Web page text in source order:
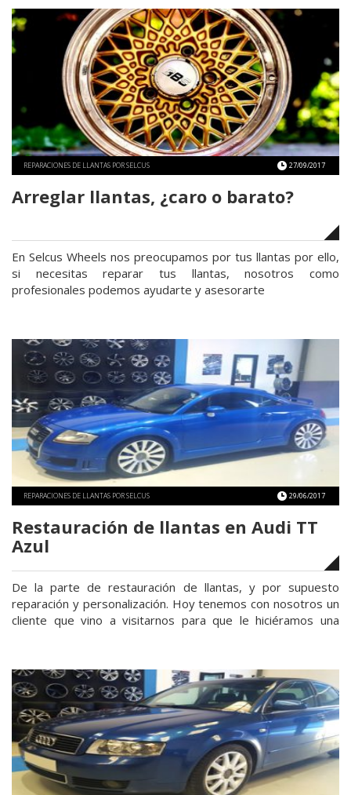
lógicamente vas a conocer esta marca pero …Continuar
leyendo
«Japan
Racing
JR28,
conoce
los
aspectos
técnicos
de
esta
llanta.»
REPARACIONES DE LLANTAS POR SELCUS 27/09/2017
Arreglar llantas, ¿caro o barato?
En Selcus Wheels nos preocupamos por tus llantas por ello,
si necesitas reparar tus llantas, nosotros como
profesionales podemos ayudarte y asesorarte
REPARACIONES DE LLANTAS POR SELCUS 29/06/2017
Restauración de llantas en Audi TT
Azul
De la parte de restauración de llantas, y por supuesto
reparación y personalización. Hoy tenemos con nosotros un
cliente que vino a visitarnos para que le hiciéramos una